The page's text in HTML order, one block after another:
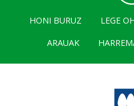
HONI BURUZ LEGE
ARAUAK